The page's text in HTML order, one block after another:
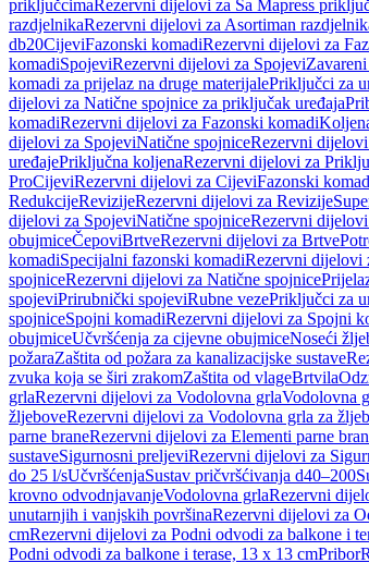
priključcimaRezervni dijelovi za Sa Mapress
razdjelnikaRezervni dijelovi za Asortiman
db20CijeviFazonski komadiRezervni dijelovi za
komadiSpojeviRezervni dijelovi za Spojevi
komadi za prijelaz na druge materijalePriključci za
dijelovi za Natične spojnice za priključak uređaja
komadiRezervni dijelovi za Fazonski komadi
dijelovi za SpojeviNatične spojniceRezervni
uređajePriključna koljenaRezervni dijelovi za
ProCijeviRezervni dijelovi za CijeviFazonski
RedukcijeRevizijeRezervni dijelovi za Revizije
dijelovi za SpojeviNatične spojniceRezervni
obujmiceČepoviBrtveRezervni dijelovi za Brtve
komadiSpecijalni fazonski komadiRezervni dijelovi
spojniceRezervni dijelovi za Natične spojnice
spojeviPrirubnički spojeviRubne vezePriključci za
spojniceSpojni komadiRezervni dijelovi za Spojni
obujmiceUčvršćenja za cijevne obujmiceNoseći
požaraZaštita od požara za kanalizacijske sustave
zvuka koja se širi zrakomZaštita od vlageBrtvila
grlaRezervni dijelovi za Vodolovna grlaVodolovna
žljeboveRezervni dijelovi za Vodolovna grla za
parne braneRezervni dijelovi za Elementi parne
sustaveSigurnosni preljeviRezervni dijelovi za
do 25 l/sUčvršćenjaSustav pričvršćivanja d40–200
krovno odvodnjavanjeVodolovna grlaRezervni
unutarnjih i vanjskih površinaRezervni dijelovi za
cmRezervni dijelovi za Podni odvodi za balkone i
Podni odvodi za balkone i terase, 13 x 13 cmPribor